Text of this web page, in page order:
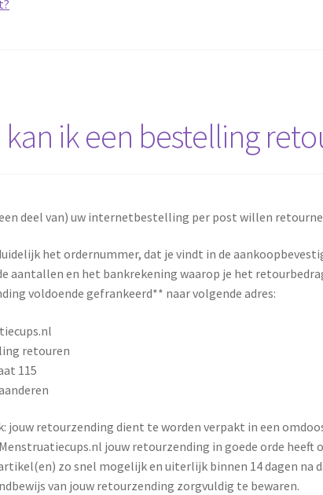
kan ik een bestelling
deel van) uw internetbestelling per post willen
het ordernummer, dat je vindt in de
aantallen en het bankrekening waarop je het
voldoende gefrankeerd** naar volgende adres:
retouren
115
jouw retourzending dient te worden verpakt in een
jouw retourzending in goede orde
zo snel mogelijk en uiterlijk binnen 14 dagen na
van jouw retourzending zorgvuldig te bewaren.